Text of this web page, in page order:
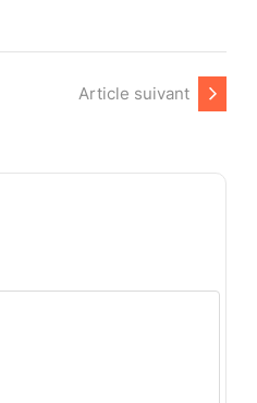
Article suivant